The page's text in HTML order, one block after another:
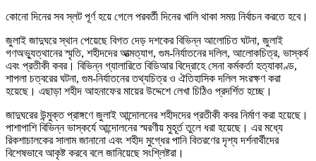
কোনো দিনের সব স্লট পূর্ণ হয়ে গেলে পরবর্তী দিনের খালি থাকা সময় নির্বাচন করতে হবে।
জুলাই জাদুঘরে স্থান পেয়েছে বিগত দেড় দশকের বিভিন্ন আলোচিত ঘটনা, জুলাই
গণঅভ্যুত্থানের স্মৃতি, শহীদদের আত্মত্যাগ, গুম-নির্যাতনের দলিল, আলোকচিত্র, ভাস্কর্য
এবং প্রতীকী কবর। বিভিন্ন গ্যালারিতে বিডিআর বিদ্রোহে সেনা কর্মকর্তা হত্যাকাণ্ড,
শাপলা চত্বরের ঘটনা, গুম-নির্যাতনের তথ্যচিত্র ও ঐতিহাসিক দলিল সংরক্ষণ করা
হয়েছে। এছাড়া শহীদ আহনাফের মায়ের উদ্দেশে লেখা চিঠিও প্রদর্শিত হচ্ছে।
জাদুঘরের উন্মুক্ত প্রাঙ্গণে জুলাই আন্দোলনের শহীদদের প্রতীকী কবর নির্মাণ করা হয়েছে।
পাশাপাশি বিভিন্ন ভাস্কর্যে আন্দোলনের স্মরণীয় মুহূর্ত তুলে ধরা হয়েছে। এর মধ্যে
রিকশাচালকের সালাম জানানো এবং শহীদ মুগ্ধের পানি বিতরণের দৃশ্য দর্শনার্থীদের
বিশেষভাবে আকৃষ্ট করবে বলে জানিয়েছে সংশ্লিষ্টরা।